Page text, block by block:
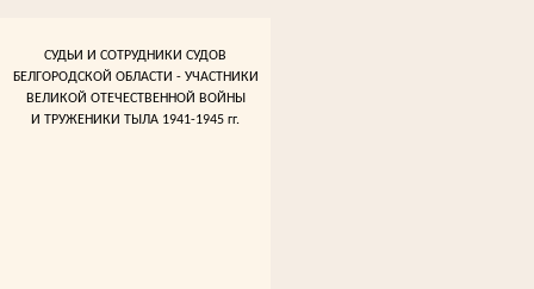
СУДЬИ И СОТРУДНИКИ СУДОВ
БЕЛГОРОДСКОЙ ОБЛАСТИ - УЧАСТНИКИ
ВЕЛИКОЙ ОТЕЧЕСТВЕННОЙ ВОЙНЫ
И ТРУЖЕНИКИ ТЫЛА 1941-1945 гг.